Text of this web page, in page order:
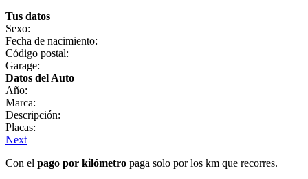
Tus datos
Sexo:
Fecha de nacimiento:
Código postal:
Garage:
Datos del Auto
Año:
Marca:
Descripción:
Placas:
Next
Con el pago por kilómetro paga solo por los km que recorres.